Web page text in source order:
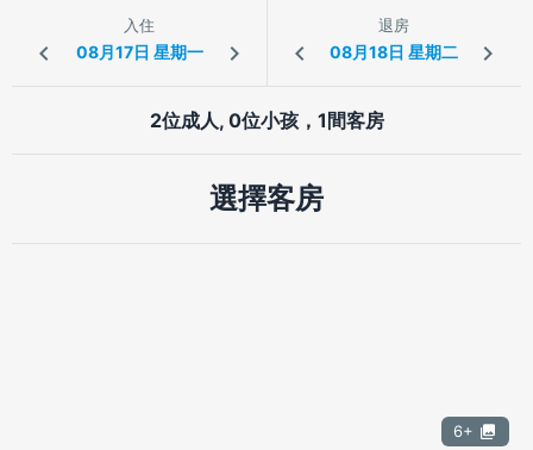
入住 退房
2位成人, 0位小孩，1間客房
選擇客房
6+